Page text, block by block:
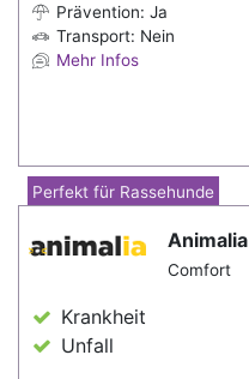
Prävention: Ja
Transport: Nein
Mehr Infos
Perfekt für Rassehunde
Animalia
Comfort
Krankheit
Unfall